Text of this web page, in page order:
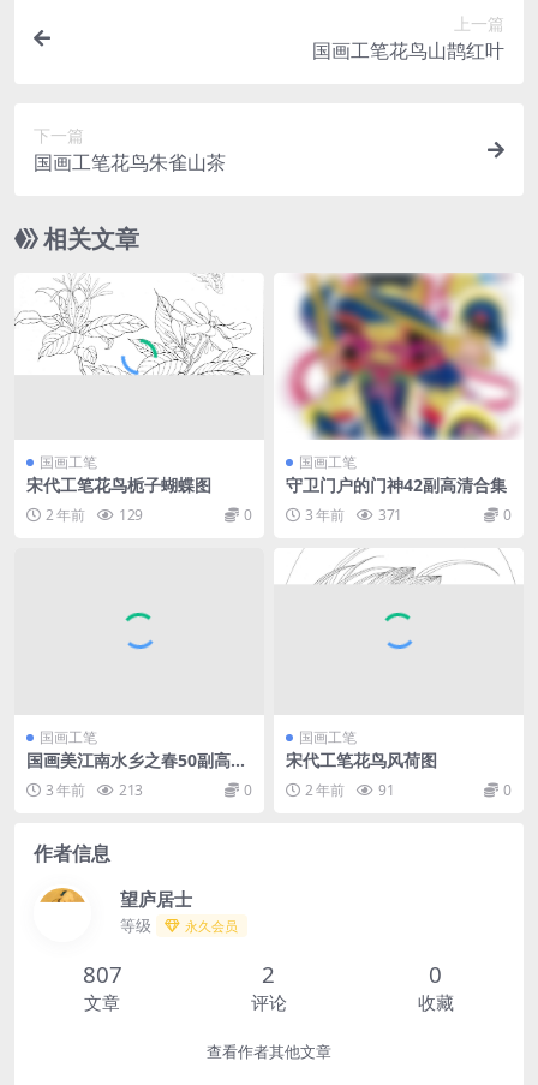
上一篇
国画工笔花鸟山鹊红叶
下一篇
国画工笔花鸟朱雀山茶
相关文章
国画工笔
宋代工笔花鸟栀子蝴蝶图
2 年前 129 0
国画工笔
守卫门户的门神42副高清合集
3 年前 371 0
国画工笔
国画美江南水乡之春50副高清
合集3 年前 213 0
国画工笔
宋代工笔花鸟风荷图
2 年前 91 0
作者信息
望庐居士
等级 永久会员
807
文章
2
评论
0
收藏
查看作者其他文章